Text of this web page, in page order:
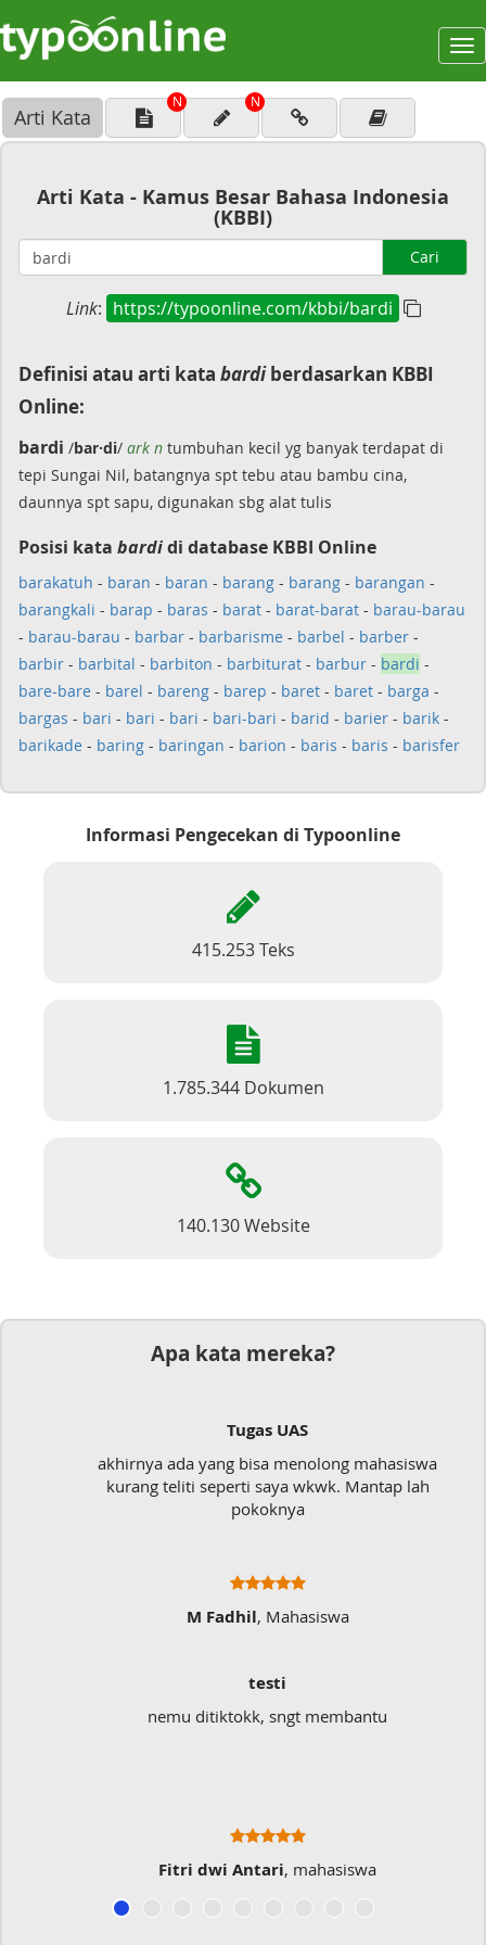
Arti Kata
N N
Arti Kata - Kamus Besar Bahasa Indonesia
(KBBI)
Cari
Link: https://typoonline.com/kbbi/bardi
Definisi atau arti kata bardiberdasarkan KBBI
Online:
bardi /bar·di/ ark n tumbuhan kecil yg banyak terdapat di
tepi Sungai Nil, batangnya spt tebu atau bambu cina,
daunnya spt sapu, digunakan sbg alat tulis
Posisi kata bardidi database KBBI Online
barakatuh - baran - baran - barang - barang - barangan -
barangkali - barap - baras - barat - barat-barat - barau-barau
- barau-barau - barbar - barbarisme - barbel - barber -
barbir - barbital - barbiton - barbiturat - barbur - bardi -
bare-bare - barel - bareng - barep - baret - baret - barga -
bargas - bari - bari - bari - bari-bari - barid - barier - barik -
barikade - baring - baringan - barion - baris - baris - barisfer
Informasi Pengecekan di Typoonline
415.253 Teks
1.785.344 Dokumen
140.130 Website
Apa kata mereka?
Tugas UAS
akhirnya ada yang bisa menolong mahasiswa
kurang teliti seperti saya wkwk. Mantap lah
pokoknya
M Fadhil, Mahasiswa
testi
nemu ditiktokk, sngt membantu
Fitri dwi Antari, mahasiswa